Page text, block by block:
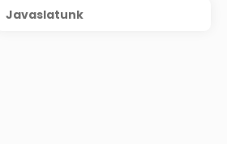
Javaslatunk